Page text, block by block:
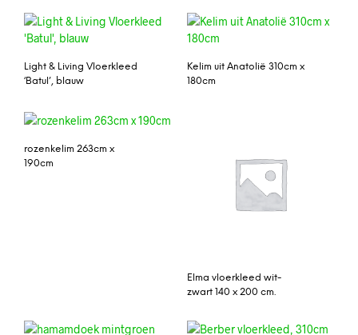
Light & Living Vloerkleed
‘Batul’, blauw
Kelim uit Anatolië 310cm x
180cm
rozenkelim 263cm x
190cm
Elma vloerkleed wit-
zwart 140 x 200 cm.